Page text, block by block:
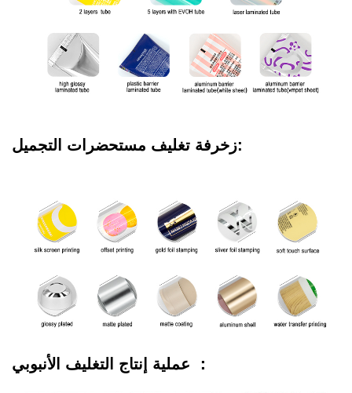
زخرفة تغليف مستحضرات التجميل:
عملية إنتاج التغليف الأنبوبي ：